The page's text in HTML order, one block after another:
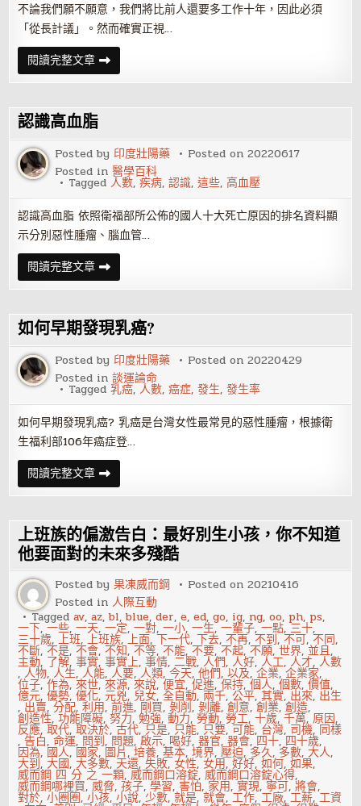
不論我們願不願意，我們將比前人還要多工作十年，因此必須
「從長計議」。然而確實正視…
閱讀完整文章三
十
五
是
轉
職
上
限，
真
的
嗎？
認識高血脂
Posted by 印度壯陽藥 Posted on20220617
Posted in醫學百科
Tagged人數,疾病,認識,這些,高血壓
認識高血脂 依照衛福部所公佈的國人十大死亡原因的排名資料顯
示分別惡性腫瘤、腦血管…
閱讀完整文章認
識
高
脂
如何早期發現乳癌?
Posted by 印度壯陽藥 Posted on20220429
Posted in談運論命
Tagged乳癌,人數,癌症,發生,發生率
如何早期發現乳癌? 乳癌是台灣女性最常見的惡性腫瘤，根據衛
生福利部106年癌症登…
閱讀完整文章如
何
早
發
現
乳
癌?
上班族的偏激告白：最好別生小孩，你不知道
他要面對的未來多殘酷
Posted by果凍威而鋼 Posted on20210416
Posted in人際互動
Taggedav,az,bl,blue,der,e,ed,go, ig, ng,oo, ph, ps,
一下,一些,一天,一定,一對,一小,一生,一輩子,一點,三十,
三十歲,上班,上班族,上面,下一代,下去,不再,不到,不可,不同,
不斷,不是,不會,不知,不等,不能,不要,不起,不願,世界,並且,
主動, 了解,事實,事實上,事情,二戰,人們,人好,人工,人才,人數
,人物,人生,人能,人要,人類,今天,他們,以及,企業,企業家,
位子,作為,來世,來源,來說,便宜,促進,保持,個人,個數,價值,
億元,優勢,優化,元兇, 兒女,全自動, 兩千,公平,其實, 出來, 出生
, 出賣,分配,利用,前進, 剛買,剝削,剝離,創意,創業,創造,
創造性,功能障礙,努力,勉強,動力, 勞動, 勞工,十歲,千萬,原因,
反應,取代,取決於,古代, 只是, 只能, 只要,可能, 台灣, 司機, 同樣
,告白,命運, 問到, 問題,啟示, 喝好,器官,器會, 四十, 四十歲,
因為, 國人, 國家, 圖片,培養,基本,境界,壓迫, 多久, 多數,大人,
大到,大國,大多數, 天還,失敗,女性,女用,好好,如何,如果,
威而鋼 四 分 之 一顆,威而鋼口溶錠,威而鋼口溶錠心得,
威而鋼哪裡買,威脅,孩子,學習,害怕, 家用,實現, 寧可,將會,
對於,小圈圈,小孩,小說,少數,就是,就會,工作,工廠,工薪,工資